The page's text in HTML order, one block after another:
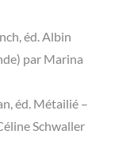
éd. Albin
par Marina
éd. Métailié –
Schwaller